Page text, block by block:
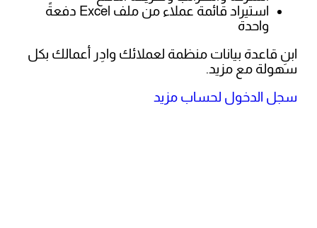
استيراد قائمة عملاء من ملف Excel دفعةً
واحدة
ابنِ قاعدة بيانات منظمة لعملائك وادِر أعمالك بكل
سهولة مع مزيد.
سجل الدخول لحساب مزيد